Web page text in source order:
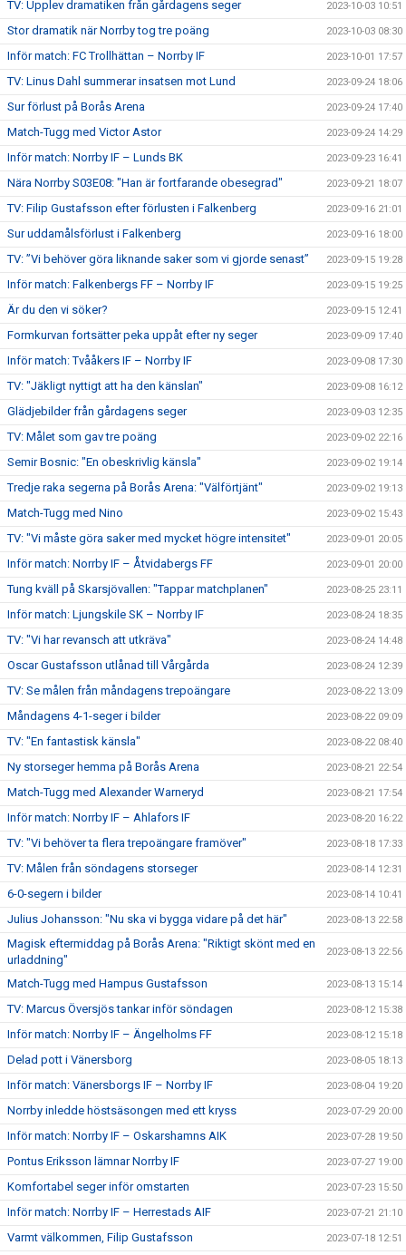
TV: Upplev dramatiken från gårdagens seger 2023-10-03 10:51
Stor dramatik när Norrby tog tre poäng 2023-10-03 08:30
Inför match: FC Trollhättan – Norrby IF 2023-10-01 17:57
TV: Linus Dahl summerar insatsen mot Lund 2023-09-24 18:06
Sur förlust på Borås Arena 2023-09-24 17:40
Match-Tugg med Victor Astor 2023-09-24 14:29
Inför match: Norrby IF – Lunds BK 2023-09-23 16:41
Nära Norrby S03E08: "Han är fortfarande obesegrad" 2023-09-21 18:07
TV: Filip Gustafsson efter förlusten i Falkenberg 2023-09-16 21:01
Sur uddamålsförlust i Falkenberg 2023-09-16 18:00
TV: ”Vi behöver göra liknande saker som vi gjorde senast” 2023-09-15 19:28
Inför match: Falkenbergs FF – Norrby IF 2023-09-15 19:25
Är du den vi söker? 2023-09-15 12:41
Formkurvan fortsätter peka uppåt efter ny seger 2023-09-09 17:40
Inför match: Tvååkers IF – Norrby IF 2023-09-08 17:30
TV: "Jäkligt nyttigt att ha den känslan" 2023-09-08 16:12
Glädjebilder från gårdagens seger 2023-09-03 12:35
TV: Målet som gav tre poäng 2023-09-02 22:16
Semir Bosnic: "En obeskrivlig känsla" 2023-09-02 19:14
Tredje raka segerna på Borås Arena: "Välförtjänt" 2023-09-02 19:13
Match-Tugg med Nino 2023-09-02 15:43
TV: "Vi måste göra saker med mycket högre intensitet" 2023-09-01 20:05
Inför match: Norrby IF – Åtvidabergs FF 2023-09-01 20:00
Tung kväll på Skarsjövallen: "Tappar matchplanen" 2023-08-25 23:11
Inför match: Ljungskile SK – Norrby IF 2023-08-24 18:35
TV: "Vi har revansch att utkräva" 2023-08-24 14:48
Oscar Gustafsson utlånad till Vårgårda 2023-08-24 12:39
TV: Se målen från måndagens trepoängare 2023-08-22 13:09
Måndagens 4-1-seger i bilder 2023-08-22 09:09
TV: "En fantastisk känsla" 2023-08-22 08:40
Ny storseger hemma på Borås Arena 2023-08-21 22:54
Match-Tugg med Alexander Warneryd 2023-08-21 17:54
Inför match: Norrby IF – Ahlafors IF 2023-08-20 16:22
TV: "Vi behöver ta flera trepoängare framöver" 2023-08-18 17:33
TV: Målen från söndagens storseger 2023-08-14 12:31
6-0-segern i bilder 2023-08-14 10:41
Julius Johansson: "Nu ska vi bygga vidare på det här" 2023-08-13 22:58
Magisk eftermiddag på Borås Arena: "Riktigt skönt med en
urladdning"
2023-08-13 22:56
Match-Tugg med Hampus Gustafsson 2023-08-13 15:14
TV: Marcus Översjös tankar inför söndagen 2023-08-12 15:38
Inför match: Norrby IF – Ängelholms FF 2023-08-12 15:18
Delad pott i Vänersborg 2023-08-05 18:13
Inför match: Vänersborgs IF – Norrby IF 2023-08-04 19:20
Norrby inledde höstsäsongen med ett kryss 2023-07-29 20:00
Inför match: Norrby IF – Oskarshamns AIK 2023-07-28 19:50
Pontus Eriksson lämnar Norrby IF 2023-07-27 19:00
Komfortabel seger inför omstarten 2023-07-23 15:50
Inför match: Norrby IF – Herrestads AIF 2023-07-21 21:10
Varmt välkommen, Filip Gustafsson 2023-07-18 12:51